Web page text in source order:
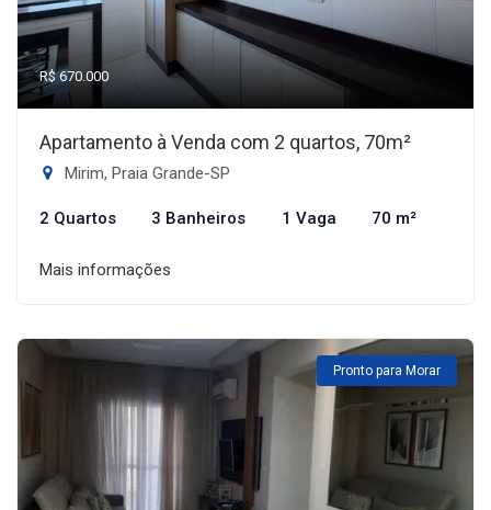
R$ 670.000
Apartamento à Venda com 2 quartos, 70m²
Mirim, Praia Grande-SP
2 Quartos 3 Banheiros 1 Vaga 70 m²
Mais informações
Pronto para Morar